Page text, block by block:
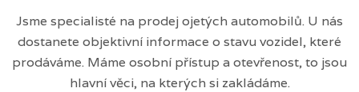
Jsme specialisté na prodej ojetých automobilů. U nás
dostanete objektivní informace o stavu vozidel, které
prodáváme. Máme osobní přístup a otevřenost, to jsou
hlavní věci, na kterých si zakládáme.